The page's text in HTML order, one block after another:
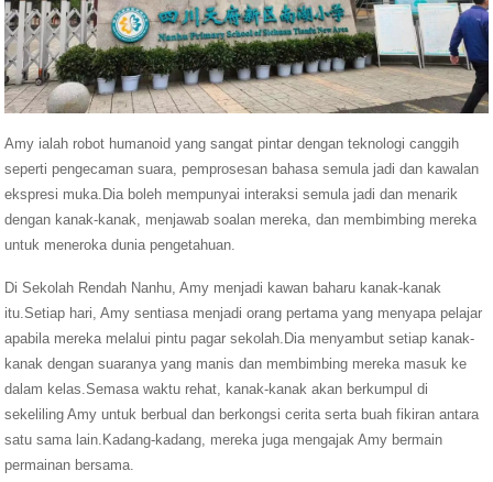
Amy ialah robot humanoid yang sangat pintar dengan teknologi canggih
seperti pengecaman suara, pemprosesan bahasa semula jadi dan kawalan
ekspresi muka.Dia boleh mempunyai interaksi semula jadi dan menarik
dengan kanak-kanak, menjawab soalan mereka, dan membimbing mereka
untuk meneroka dunia pengetahuan.
Di Sekolah Rendah Nanhu, Amy menjadi kawan baharu kanak-kanak
itu.Setiap hari, Amy sentiasa menjadi orang pertama yang menyapa pelajar
apabila mereka melalui pintu pagar sekolah.Dia menyambut setiap kanak-
kanak dengan suaranya yang manis dan membimbing mereka masuk ke
dalam kelas.Semasa waktu rehat, kanak-kanak akan berkumpul di
sekeliling Amy untuk berbual dan berkongsi cerita serta buah fikiran antara
satu sama lain.Kadang-kadang, mereka juga mengajak Amy bermain
permainan bersama.